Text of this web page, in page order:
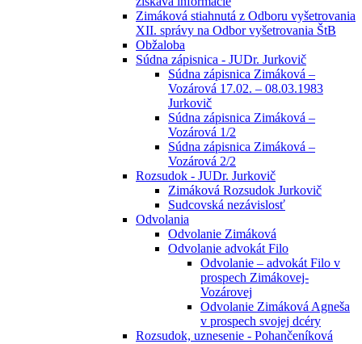
Zimáková stiahnutá z Odboru vyšetrovania
XII. správy na Odbor vyšetrovania ŠtB
Obžaloba
Súdna zápisnica - JUDr. Jurkovič
Súdna zápisnica Zimáková –
Vozárová 17.02. – 08.03.1983
Jurkovič
Súdna zápisnica Zimáková –
Vozárová 1/2
Súdna zápisnica Zimáková –
Vozárová 2/2
Rozsudok - JUDr. Jurkovič
Zimáková Rozsudok Jurkovič
Sudcovská nezávislosť
Odvolania
Odvolanie Zimáková
Odvolanie advokát Filo
Odvolanie – advokát Filo v
prospech Zimákovej-
Vozárovej
Odvolanie Zimáková Agneša
v prospech svojej dcéry
Rozsudok, uznesenie - Pohančeníková